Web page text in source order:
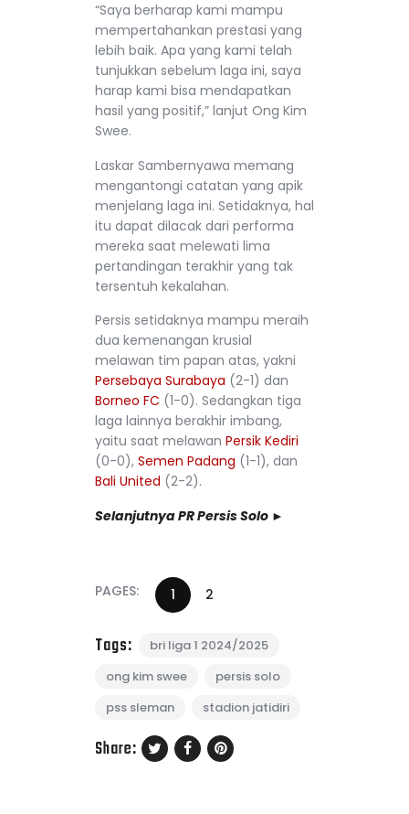
“Saya berharap kami mampu
mempertahankan prestasi yang
lebih baik. Apa yang kami telah
tunjukkan sebelum laga ini, saya
harap kami bisa mendapatkan
hasil yang positif,” lanjut Ong Kim
Swee.
Laskar Sambernyawa memang
mengantongi catatan yang apik
menjelang laga ini. Setidaknya, hal
itu dapat dilacak dari performa
mereka saat melewati lima
pertandingan terakhir yang tak
tersentuh kekalahan.
Persis setidaknya mampu meraih
dua kemenangan krusial
melawan tim papan atas, yakni
Persebaya Surabaya (2-1) dan
Borneo FC (1-0). Sedangkan tiga
laga lainnya berakhir imbang,
yaitu saat melawan Persik Kediri
(0-0), Semen Padang (1-1), dan
Bali United (2-2).
Selanjutnya PR Persis Solo ►
PAGES: 1 2
Tags:
bri liga 1 2024/2025
ong kim swee
persis solo
pss sleman
stadion jatidiri
Share: